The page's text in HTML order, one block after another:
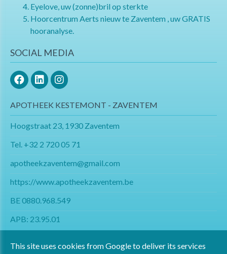
Eyelove, uw (zonne)bril op sterkte
Hoorcentrum Aerts nieuw te Zaventem , uw GRATIS
hooranalyse.
SOCIAL MEDIA
APOTHEEK KESTEMONT - ZAVENTEM
Hoogstraat 23, 1930 Zaventem
Tel. +32 2 720 05 71
apotheekzaventem@gmail.com​​​​​​​
https://www.apotheekzaventem.be
BE 0880.968.549
APB: 23.95.01
This site uses cookies from Google to deliver its services